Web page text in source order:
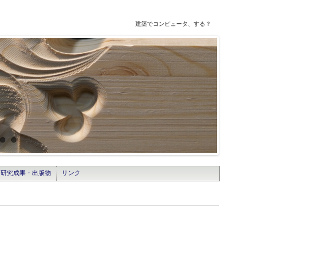
建築でコンピュータ、する？
研究成果・出版物 リンク